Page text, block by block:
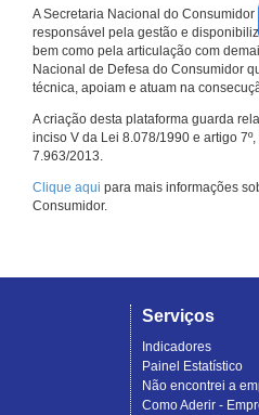
A Secretaria Nacional do Consumidor
responsável pela gestão e
bem como pela articulação com
Nacional de Defesa do Consumidor
técnica, apoiam e atuam na
A criação desta plataforma guarda
inciso V da Lei 8.078/1990 e artigo
7.963/2013.
Clique aqui para mais informações
Consumidor.
Serviços
Indicadores
Painel Estatístico
Não encontrei a
Como Aderir -